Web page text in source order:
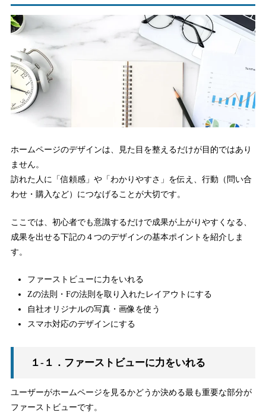
ホームページのデザインは、見た目を整えるだけが目的ではあり
ません。
訪れた人に「信頼感」や「わかりやすさ」を伝え、行動（問い合
わせ・購入など）につなげることが大切です。
ここでは、初心者でも意識するだけで成果が上がりやすくなる、
成果を出せる下記の４つのデザインの基本ポイントを紹介しま
す。
ファーストビューに力をいれる
Zの法則・Fの法則を取り入れたレイアウトにする
自社オリジナルの写真・画像を使う
スマホ対応のデザインにする
１-１．ファーストビューに力をいれる
ユーザーがホームページを見るかどうか決める最も重要な部分が
ファーストビューです。